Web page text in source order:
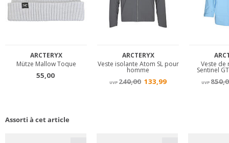
Assorti à cet article